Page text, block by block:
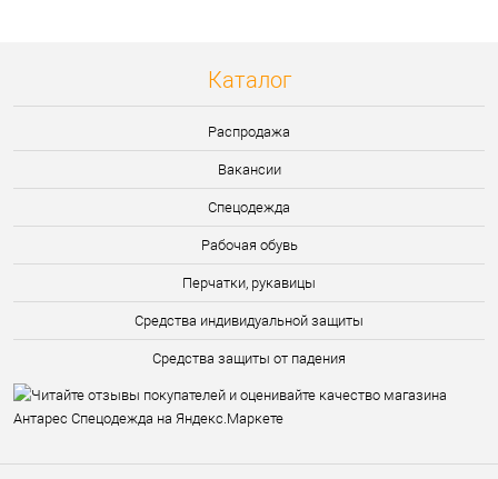
Каталог
Распродажа
Вакансии
Спецодежда
Рабочая обувь
Перчатки, рукавицы
Средства индивидуальной защиты
Средства защиты от падения